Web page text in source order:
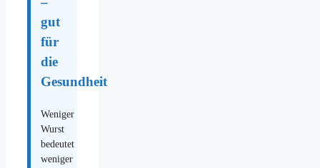
gut
für
die
Gesundheit
Weniger
Wurst
bedeutet
weniger